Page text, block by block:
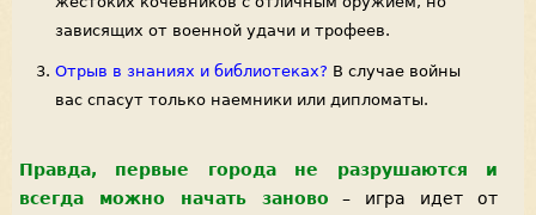
зависящих от военной удачи и трофеев.
Отрыв в знаниях и библиотеках? В случае войны
вас спасут только наемники или дипломаты.
Правда, первые города не разрушаются и
всегда можно начать заново – игра идет от